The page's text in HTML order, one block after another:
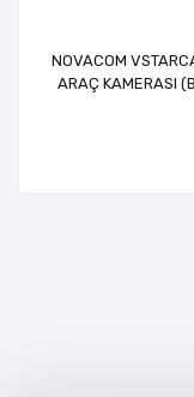
NOVACOM
ARAÇ KAMERASI